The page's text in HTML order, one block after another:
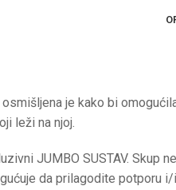
je kako bi
leži na njoj.
JUMBO SUSTAV. Skup
da prilagodite potporu